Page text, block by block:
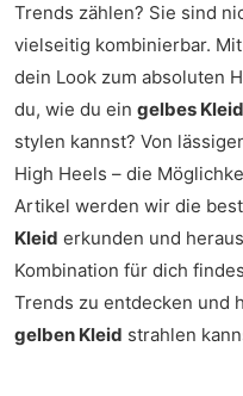
Trends zählen? Sie sind
vielseitig kombinierbar.
dein Look zum absoluten
du, wie du ein gelbes Kleid
stylen kannst? Von
High Heels – die
Artikel werden wir die
Kleid erkunden und
Kombination für dich
Trends zu entdecken und
gelben Kleid strahlen